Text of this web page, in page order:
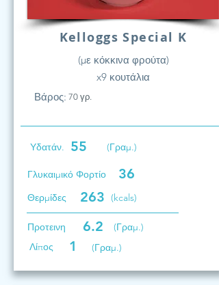
Kelloggs Special K
(με κόκκινα φρούτα)
x9 κουτάλια
Βάρος: 70 γρ.
Υδατάν. 55 (Γραμ.)
Γλυκαιμικό Φορτίο 36
Θερμίδες 263 (kcals)
Προτεινη 6.2
(Γραμ.)
Λίπος
1 (Γραμ.)